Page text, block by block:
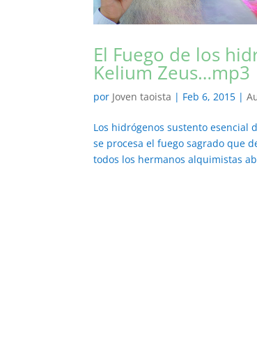
El Fuego de los
Kelium Zeus…mp3
por Joven taoista | Feb 6, 2015 |
Los hidrógenos sustento esencial
se procesa el fuego sagrado que
todos los hermanos alquimistas